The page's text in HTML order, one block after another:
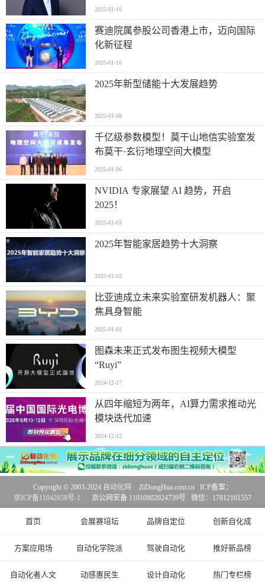
2025-01-16
赛迪院属参股公司香港上市，迈向国际
化新征程
2025-01-16
2025年新型储能十大发展趋势
2025-01-09
千亿级参数模型！莫干山地信实验室发
布莫干·玄衍地理空间大模型
2025-01-06
NVIDIA 专家展望 AI 趋势，开启
2025！
2025-01-03
2025年智能家居趋势十大洞察
2025-01-02
比亚迪成立未来实验室研发机器人：聚
焦具身智能
2025-01-02
图森未来正式发布图生视频大模型
“Ruyi”
2024-12-17
从四年缩短为两年，AI算力需求推动光
模块迭代加速
2024-12-12
首页 会展赛培坛 品牌自定位 创新自化成
方案应用场 自动化学院派 驾驶自动化 推好新品榜
自动化者人文 动感惠民生 设计自动化 热门专栏榜
Copyright © 2003-2024 自动化网
ZiDongHua.com.cn ICP备案：
京ICP备11042658号-1
京公网安备 11010802024739号 微信：17812161557